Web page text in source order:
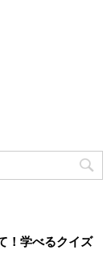
！学べるクイズ